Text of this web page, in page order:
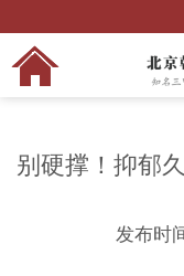
别硬撑！抑郁
发布时